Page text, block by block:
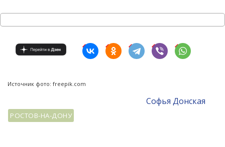
Источник фото: freepik.com
Софья Донская
РОСТОВ-НА-ДОНУ